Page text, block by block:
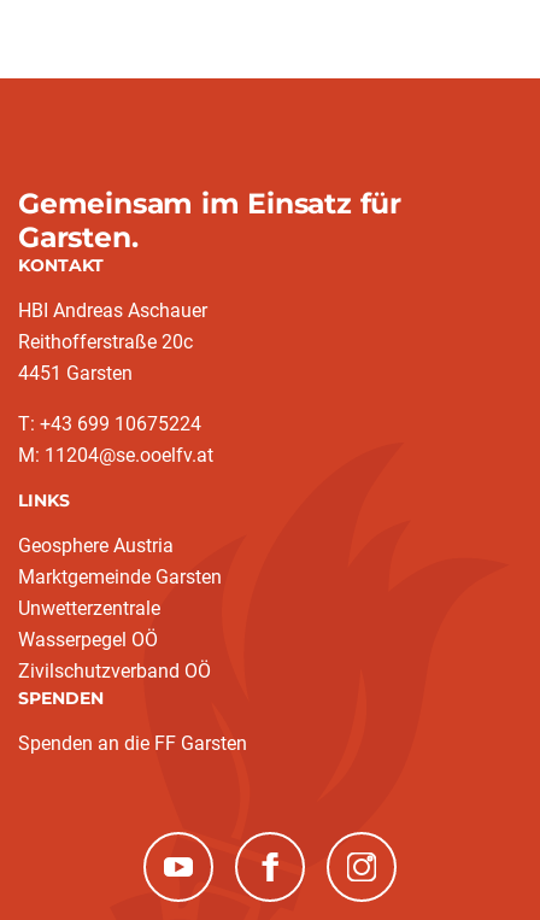
Gemeinsam im Einsatz für
Garsten.
KONTAKT
HBI Andreas Aschauer
Reithofferstraße 20c
4451 Garsten
T: ‭+43 699 10675224‬
M: 11204@se.ooelfv.at
LINKS
Geosphere Austria
Marktgemeinde Garsten
Unwetterzentrale
Wasserpegel OÖ
Zivilschutzverband OÖ
SPENDEN
Spenden an die FF Garsten
(neues Fenster)(neues Fenster)(neues Fenster)